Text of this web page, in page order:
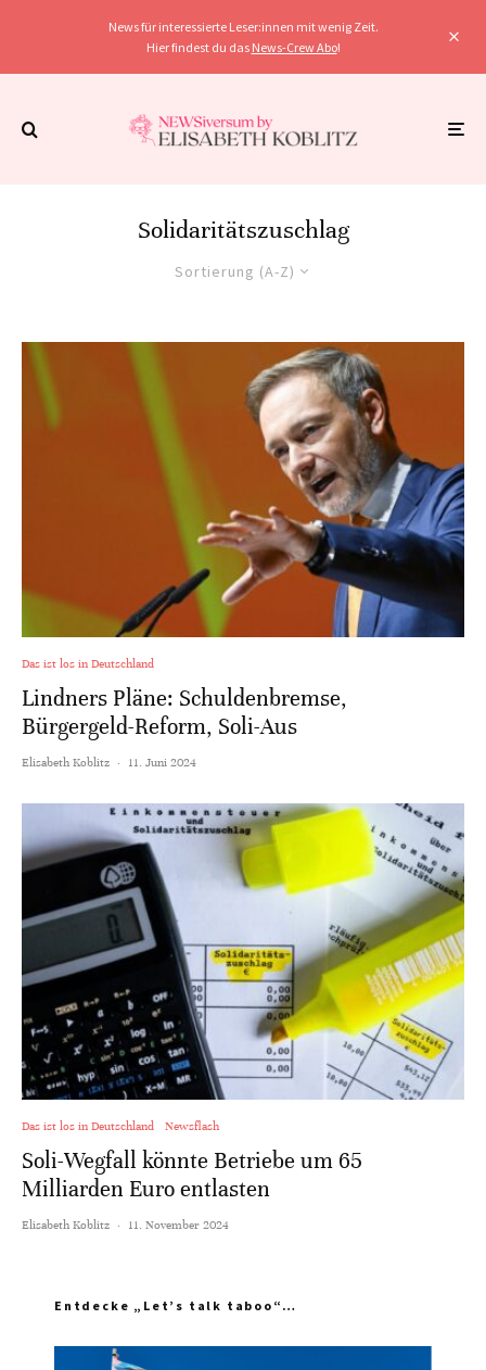
News für interessierte Leser:innen mit wenig Zeit.
Hier findest du das News-Crew Abo!
Solidaritätszuschlag
Sortierung (A-Z)
Das ist los in Deutschland
Lindners Pläne: Schuldenbremse,
Bürgergeld-Reform, Soli-Aus
Elisabeth Koblitz · 11. Juni 2024
Das ist los in Deutschland Newsflash
Soli-Wegfall könnte Betriebe um 65
Milliarden Euro entlasten
Elisabeth Koblitz · 11. November 2024
Entdecke „Let’s talk taboo“…